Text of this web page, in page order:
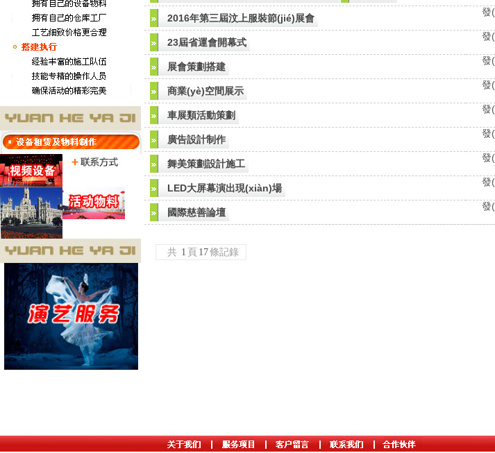
2016年第三屆汶上服裝節(jié)展會
發
23屆省運會開幕式
發
展會策劃搭建
發
商業(yè)空間展示
發
車展類活動策劃
發
廣告設計制作
發
舞美策劃設計施工
發
LED大屏幕演出現(xiàn)場
發
國際慈善論壇
發
共 1 頁 17條記錄